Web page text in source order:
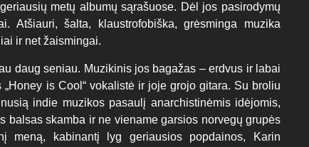
metų albumų sąrašuose. Dėl jos pasirodymų
Atšiauri, šalta, klaustrofobiška, grėsminga muzika
ir net žaismingai.
daug seniau. Muzikinis jos bagažas – erdvus ir labai
is Cool“ vokalistė ir joje grojo gitara. Su broliu
indie muzikos pasaulį anarchistinėmis idėjomis,
balsas skamba ir ne viename garsios norvegų grupės
meną, kabinantį lyg geriausios popdainos, Karin